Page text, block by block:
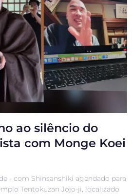
ao silêncio do
com Monge Koei
- com Shinsanshiki agendado para
Tentokuzan Jojo-ji, localizado